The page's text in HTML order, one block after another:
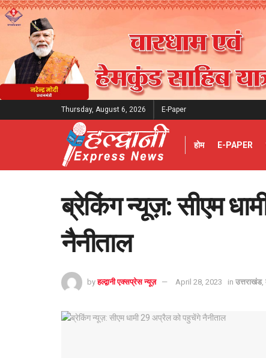
Thursday, August 6, 2026 E-Paper
होम E-PAPER
ब्रेकिंग न्यूज़: सीएम
नैनीताल
by हल्द्वानी एक्सप्रेस न्यूज़ April 28, 2023 in उत्तराखंड,